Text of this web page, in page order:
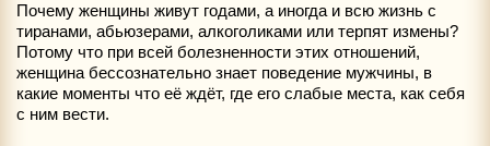
Почему женщины живут годами, а иногда и всю жизнь с
тиранами, абьюзерами, алкоголиками или терпят измены?
Потому что при всей болезненности этих отношений,
женщина бессознательно знает поведение мужчины, в
какие моменты что её ждёт, где его слабые места, как себя
с ним вести.